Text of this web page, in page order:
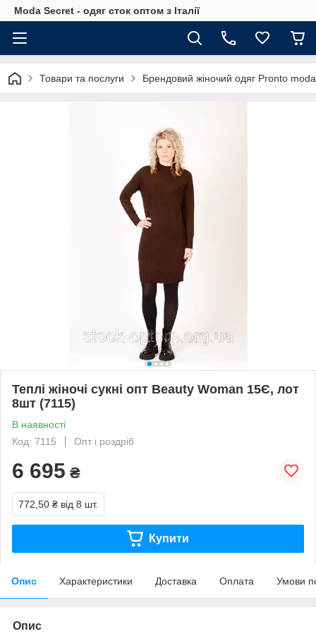
Moda Secret - одяг сток оптом з Італії
Товари та послуги Брендовий жіночий одяг Pronto
Теплі жіночі сукні опт Beauty Woman 15Є, лот
8шт (7115)
В наявності
Код: 7115
Опт і роздріб
6 695 ₴
772,50 ₴ від 8 шт.
Купити
Опис Характеристики Доставка Оплата Умови
Опис